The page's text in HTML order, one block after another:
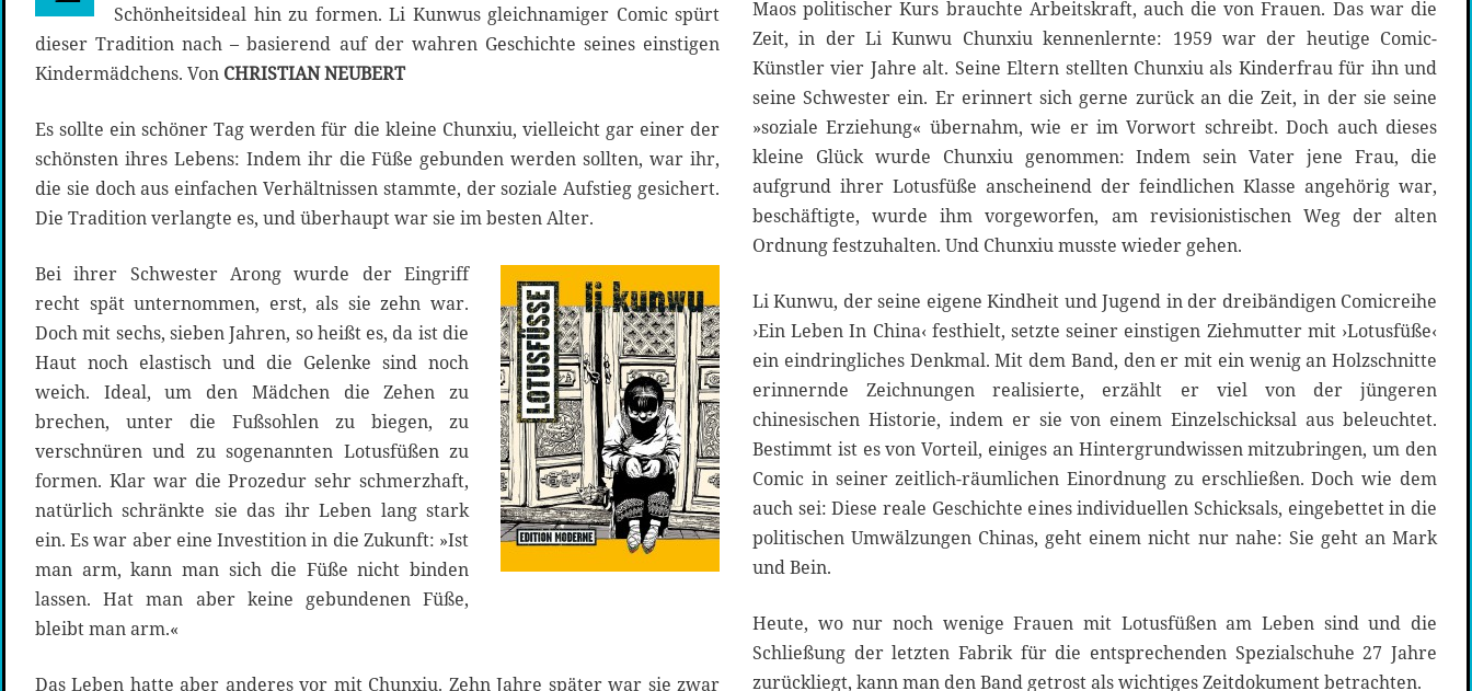
5
Schönheitsideal hin zu formen. Li Kunwus gleichnamiger Comic spürt
dieser Tradition nach – basierend auf der wahren Geschichte seines einstigen
Kindermädchens. Von CHRISTIAN NEUBERT
Es sollte ein schöner Tag werden für die kleine Chunxiu, vielleicht gar einer der
schönsten ihres Lebens: Indem ihr die Füße gebunden werden sollten, war ihr,
die sie doch aus einfachen Verhältnissen stammte, der soziale Aufstieg gesichert.
Die Tradition verlangte es, und überhaupt war sie im besten Alter.
Bei ihrer Schwester Arong wurde der Eingriff
recht spät unternommen, erst, als sie zehn war.
Doch mit sechs, sieben Jahren, so heißt es, da ist die
Haut noch elastisch und die Gelenke sind noch
weich. Ideal, um den Mädchen die Zehen zu
brechen, unter die Fußsohlen zu biegen, zu
verschnüren und zu sogenannten Lotusfüßen zu
formen. Klar war die Prozedur sehr schmerzhaft,
natürlich schränkte sie das ihr Leben lang stark
ein. Es war aber eine Investition in die Zukunft: »Ist
man arm, kann man sich die Füße nicht binden
lassen. Hat man aber keine gebundenen Füße,
bleibt man arm.«
Das Leben hatte aber anderes vor mit Chunxiu. Zehn Jahre später war sie zwar
Maos politischer Kurs brauchte Arbeitskraft, auch die von Frauen. Das war die
Zeit, in der Li Kunwu Chunxiu kennenlernte: 1959 war der heutige Comic-
Künstler vier Jahre alt. Seine Eltern stellten Chunxiu als Kinderfrau für ihn und
seine Schwester ein. Er erinnert sich gerne zurück an die Zeit, in der sie seine
»soziale Erziehung« übernahm, wie er im Vorwort schreibt. Doch auch dieses
kleine Glück wurde Chunxiu genommen: Indem sein Vater jene Frau, die
aufgrund ihrer Lotusfüße anscheinend der feindlichen Klasse angehörig war,
beschäftigte, wurde ihm vorgeworfen, am revisionistischen Weg der alten
Ordnung festzuhalten. Und Chunxiu musste wieder gehen.
Li Kunwu, der seine eigene Kindheit und Jugend in der dreibändigen Comicreihe
›Ein Leben In China‹ festhielt, setzte seiner einstigen Ziehmutter mit ›Lotusfüße‹
ein eindringliches Denkmal. Mit dem Band, den er mit ein wenig an Holzschnitte
erinnernde Zeichnungen realisierte, erzählt er viel von der jüngeren
chinesischen Historie, indem er sie von einem Einzelschicksal aus beleuchtet.
Bestimmt ist es von Vorteil, einiges an Hintergrundwissen mitzubringen, um den
Comic in seiner zeitlich-räumlichen Einordnung zu erschließen. Doch wie dem
auch sei: Diese reale Geschichte eines individuellen Schicksals, eingebettet in die
politischen Umwälzungen Chinas, geht einem nicht nur nahe: Sie geht an Mark
und Bein.
Heute, wo nur noch wenige Frauen mit Lotusfüßen am Leben sind und die
Schließung der letzten Fabrik für die entsprechenden Spezialschuhe 27 Jahre
zurückliegt, kann man den Band getrost als wichtiges Zeitdokument betrachten.